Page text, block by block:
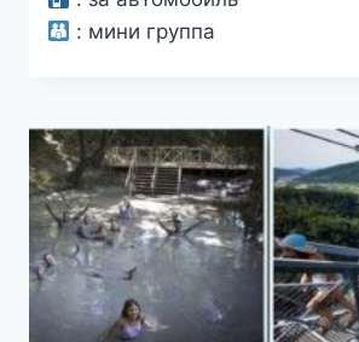
: мини группа